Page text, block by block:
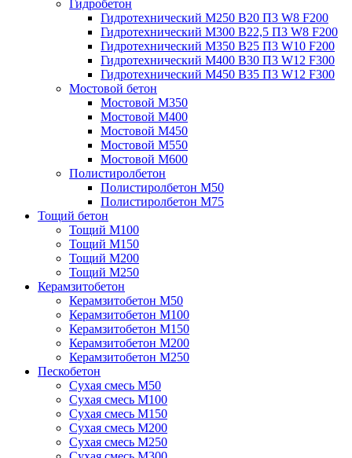
Гидробетон
Гидротехнический М250 B20 П3 W8 F200
Гидротехнический М300 B22,5 П3 W8 F200
Гидротехнический М350 B25 П3 W10 F200
Гидротехнический М400 B30 П3 W12 F300
Гидротехнический М450 B35 П3 W12 F300
Мостовой бетон
Мостовой М350
Мостовой М400
Мостовой М450
Мостовой М550
Мостовой М600
Полистиролбетон
Полистиролбетон М50
Полистиролбетон М75
Тощий бетон
Тощий М100
Тощий М150
Тощий М200
Тощий М250
Керамзитобетон
Керамзитобетон М50
Керамзитобетон М100
Керамзитобетон М150
Керамзитобетон М200
Керамзитобетон М250
Пескобетон
Сухая смесь М50
Сухая смесь М100
Сухая смесь М150
Сухая смесь М200
Сухая смесь М250